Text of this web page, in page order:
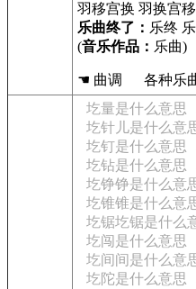
羽移宫换 羽换宫移
乐曲终了： 乐终
(音乐作品： 乐曲)
☚ 曲调 各种乐
圪量是什么意思
圪针儿是什么意
圪钉是什么意思
圪钻是什么意思
圪铮铮是什么意
圪锥锥是什么意
圪锯圪锯是什么
圪闯是什么意思
圪间间是什么意
圪陀是什么意思